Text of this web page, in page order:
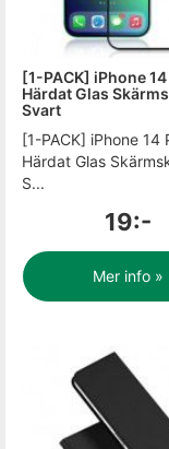
[1-PACK] iPhone
Härdat Glas
Svart
[1-PACK] iPhone 14
Härdat Glas
S...
19:-
Mer info »